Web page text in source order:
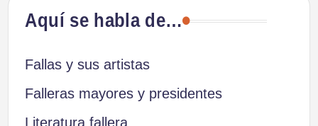
Aquí se habla de…
Fallas y sus artistas
Falleras mayores y presidentes
Literatura fallera